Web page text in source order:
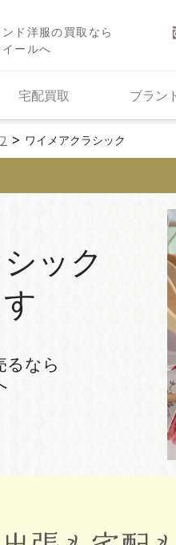
ンド洋服の買取なら
イールへ
宅配買取 ブラン
> ワイメアクラシック
ック
るなら